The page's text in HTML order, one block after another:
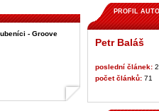
- Groove
PROFIL
Petr Baláš
poslední článek:
počet článků: 71